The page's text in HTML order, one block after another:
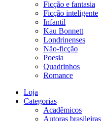
Ficção e fantasia
Ficção inteligente
Infantil
Kau Bonnett
Londrinenses
Não-ficção
Poesia
Quadrinhos
Romance
Loja
Categorias
Acadêmicos
Autoras brasileiras